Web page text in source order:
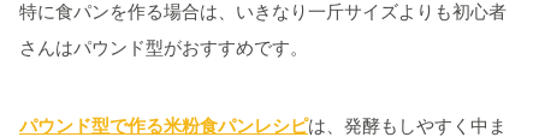
特に食パンを作る場合は、いきなり一斤サイズよりも初心者
さんはパウンド型がおすすめです。
パウンド型で作る米粉食パンレシピは、発酵もしやすく中ま